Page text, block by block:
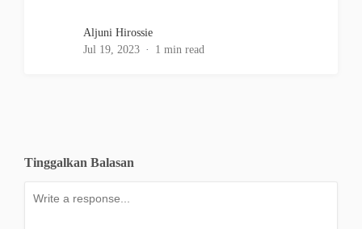
Aljuni Hirossie
Jul 19, 2023
1 min read
Tinggalkan Balasan